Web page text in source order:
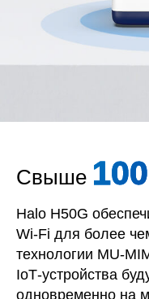
Свыше 100
Halo H50G
Wi‑Fi для более
технологии
IoT‑устройства
одновременно на